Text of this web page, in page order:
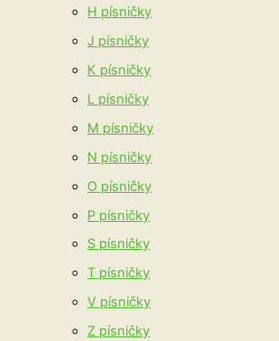
H písničky
J písničky
K písničky
L písničky
M písničky
N písničky
O písničky
P písničky
S písničky
T písničky
V písničky
Z písničky